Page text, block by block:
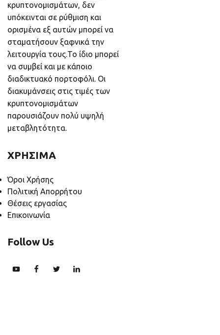
κρυπτονομισμάτων, δεν
υπόκεινται σε ρύθμιση και
ορισμένα εξ αυτών μπορεί να
σταματήσουν ξαφνικά την
λειτουργία τους.Το ίδιο μπορεί
να συμβεί και με κάποιο
διαδικτυακό πορτοφόλι. Οι
διακυμάνσεις στις τιμές των
κρυπτονομισμάτων
παρουσιάζουν πολύ υψηλή
μεταβλητότητα.
ΧΡΗΣΙΜΑ
Όροι Χρήσης
Πολιτική Απορρήτου
Θέσεις εργασίας
Επικοινωνία
Follow Us